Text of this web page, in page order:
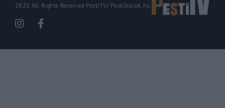
2020 All Rights Reserved PestiTV/ PestiSrácok.hu